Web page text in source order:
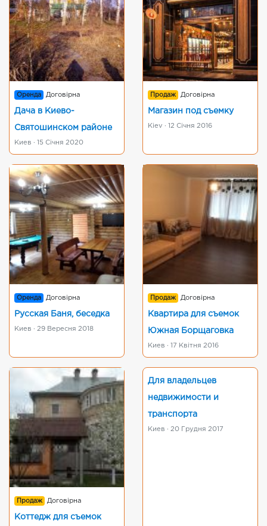
Оренда Договірна
Дача в Киево-
Святошинском районе
Киев · 15 Січня 2020
Продаж Договірна
Магазин под съемку
Kiev · 12 Січня 2016
Оренда Договірна
Русская Баня, беседка
Киев · 29 Вересня 2018
Продаж Договірна
Квартира для съемок
Южная Борщаговка
Киев · 17 Квітня 2016
Продаж Договірна
Коттедж для съемок
Для владельцев
недвижимости и
транспорта
Киев · 20 Грудня 2017